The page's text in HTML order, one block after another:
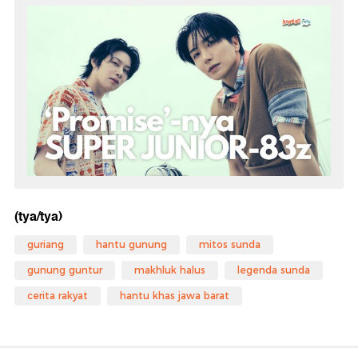
(tya/tya)
guriang hantu gunung mitos sunda
gunung guntur makhluk halus legenda sunda
cerita rakyat hantu khas jawa barat